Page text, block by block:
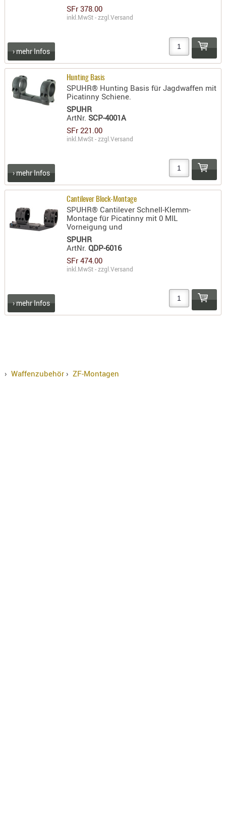
SFr 378.00
inkl.MwSt - zzgl.Versand
› mehr Infos
Hunting Basis
SPUHR® Hunting Basis für Jagdwaffen mit
Picatinny Schiene.
SPUHR
ArtNr.SCP-4001A
SFr 221.00
inkl.MwSt - zzgl.Versand
› mehr Infos
Cantilever Block-Montage
SPUHR® Cantilever Schnell-Klemm-
Montage für Picatinny mit 0 MIL
Vorneigung und
SPUHR
ArtNr.QDP-6016
SFr 474.00
inkl.MwSt - zzgl.Versand
› mehr Infos
› Waffenzubehör› ZF-Montagen